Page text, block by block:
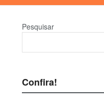
Pesquisar
Confira!